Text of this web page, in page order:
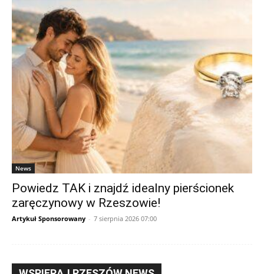
News
Powiedz TAK i znajdź idealny pierścionek
zaręczynowy w Rzeszowie!
Artykuł Sponsorowany - 7 sierpnia 2026 07:00